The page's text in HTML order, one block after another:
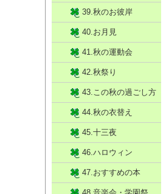
39.秋のお彼岸
40.お月見
41.秋の運動会
42.秋祭り
43.この秋の過ごし方
44.秋の衣替え
45.十三夜
46.ハロウィン
47.おすすめの本
48.音楽会・学園祭